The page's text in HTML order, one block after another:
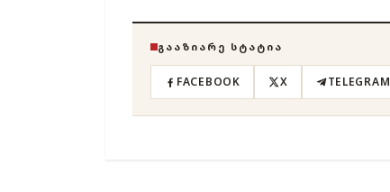
ᲒᲐᲐᲖᲘᲐᲠᲔ ᲡᲢᲐᲢᲘᲐ
FACEBOOK X TELEGRAM